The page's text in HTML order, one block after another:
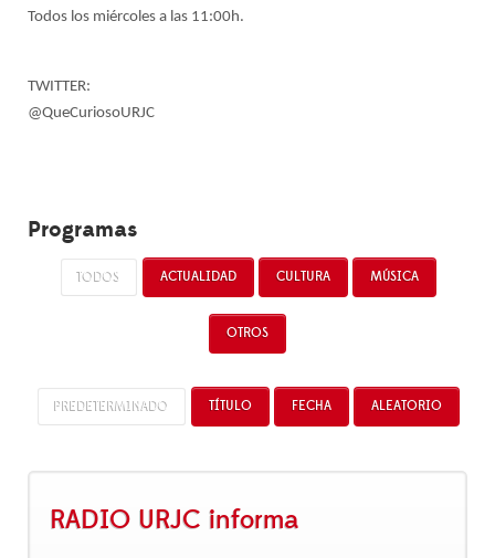
Todos los miércoles a las 11:00h.
TWITTER:
@QueCuriosoURJC
Programas
TODOS ACTUALIDAD CULTURA MÚSICA
OTROS
PREDETERMINADO TÍTULO FECHA ALEATORIO
RADIO URJC informa